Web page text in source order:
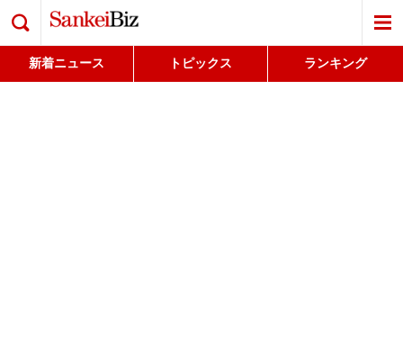
新着ニュース トピックス ランキング